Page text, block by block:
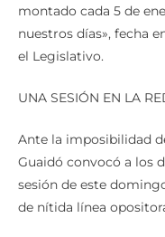
nuestros días», fecha
el Legislativo.
Guaidó convocó a los
sesión de este
de nítida línea